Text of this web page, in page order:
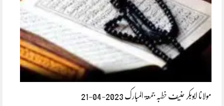
مولانا ابوبکر حنیف خطبہ جمعۃ المبارک 2023-04-21